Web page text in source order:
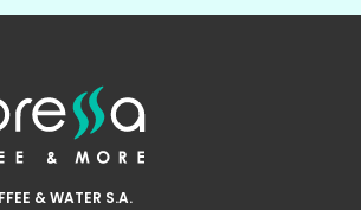
& WATER S.A.